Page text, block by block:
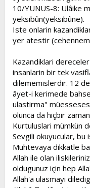
10/YUNUS-8: Ulâike
yeksibûn(yeksibûne).
Iste onlarin
yer atestir
Kazandiklari
insanlarin bir tek
dilememislerdir. 12
âyet-i kerimede
ulastirma"
olunca da hiçbir
Kurtuluslari mümkün
Sevgili okuyucular,
Muhtevaya dikkatle
Allah ile olan
oldugunuz için hep
Allah'a ulasmayi